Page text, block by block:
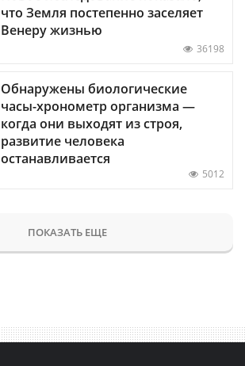
что Земля постепенно заселяет
Венеру жизнью
36198
Обнаружены биологические
часы-хронометр организма —
когда они выходят из строя,
развитие человека
останавливается
5012
ПОКАЗАТЬ ЕЩЕ